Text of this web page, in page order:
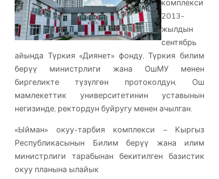
комплекси
2013-
жылдын
сентябрь
айында Түркия «Диянет» фонду, Түркия билим
берүү министрлиги жана ОшМУ менен
биргеликте түзүлгөн протоколдун, Ош
мамлекеттик университетинин уставынын
негизинде, ректордун буйругу менен ачылган.
«Ыйман» окуу-тарбия комплекси – Кыргыз
Республикасынын Билим берүү жана илим
министрлиги тарабынан бекитилген базистик
окуу планына ылайык